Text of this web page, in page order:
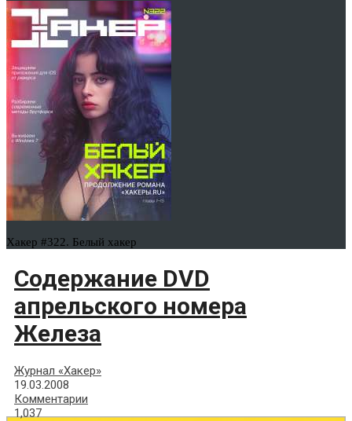
Хакер #322. Белый хакер
Содержание DVD
апрельского номера
Железа
Журнал «Хакер»
19.03.2008
Комментарии
1,037